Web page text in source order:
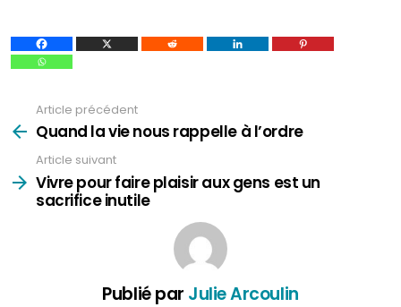
plus
Article précédent
Quand la vie nous rappelle à l’ordre
Article suivant
Vivre pour faire plaisir aux gens est un
sacrifice inutile
Publié par Julie Arcoulin